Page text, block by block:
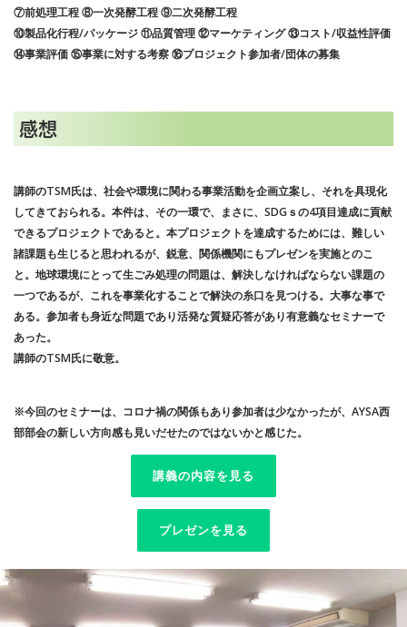
⑦前処理工程 ⑧一次発酵工程 ⑨二次発酵工程
⑩製品化行程/パッケージ ⑪品質管理 ⑫マーケティング ⑬コスト/収益性評価
⑭事業評価 ⑮事業に対する考察 ⑯プロジェクト参加者/団体の募集
感想
講師のTSM氏は、社会や環境に関わる事業活動を企画立案し、それを具現化
してきておられる。本件は、その一環で、まさに、SDGｓの4項目達成に貢献
できるプロジェクトであると。本プロジェクトを達成するためには、難しい
諸課題も生じると思われるが、鋭意、関係機関にもプレゼンを実施とのこ
と。地球環境にとって生ごみ処理の問題は、解決しなければならない課題の
一つであるが、これを事業化することで解決の糸口を見つける。大事な事で
ある。参加者も身近な問題であり活発な質疑応答があり有意義なセミナーで
あった。
講師のTSM氏に敬意。
※今回のセミナーは、コロナ禍の関係もあり参加者は少なかったが、AYSA西
部部会の新しい方向感も見いだせたのではないかと感じた。
講義の内容を見る
プレゼンを見る